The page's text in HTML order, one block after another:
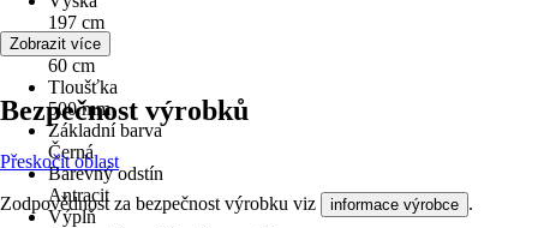
197 cm
Šířka
60 cm
Tloušťka
500 mm
Základní barva
Černá
Barevný odstín
Antracit
Výplň
Zobrazit více
Bezpečnost výrobků
Přeskočit oblast
Zodpovědnost za bezpečnost výrobku viz informace výrobce .